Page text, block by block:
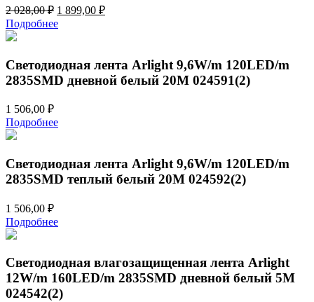
2 028,00₽ Первоначальная
цена
составляла
1 899,00 ₽Текущая
Подробнее
Светодиодная лента Arlight 9,6W/m 120LED/m
2835SMD дневной белый 20M 024591(2)
1 506,00 ₽
Подробнее
Светодиодная лента Arlight 9,6W/m 120LED/m
2835SMD теплый белый 20M 024592(2)
1 506,00 ₽
Подробнее
Светодиодная влагозащищенная лента Arlight
12W/m 160LED/m 2835SMD дневной белый 5M
024542(2)